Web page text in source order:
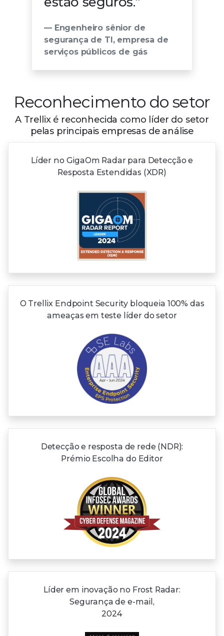
— Engenheiro sênior de
segurança de TI, empresa de
serviços públicos de gás
Reconhecimento do setor
A Trellix é reconhecida como líder do setor
pelas principais empresas de análise
Líder no GigaOm Radar para Detecção e
Resposta Estendidas (XDR)
O Trellix Endpoint Security bloqueia 100% das
ameaças em teste líder do setor
Detecção e resposta de rede (NDR):
Prémio Escolha do Editor
Líder em inovação no Frost Radar:
Segurança de e-mail,
2024